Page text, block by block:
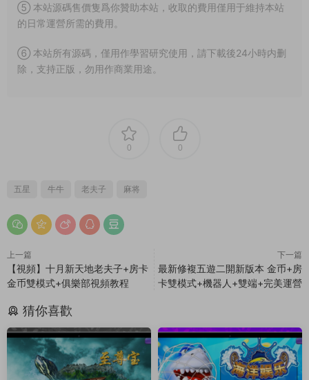
⑤ 本站源碼售價隻爲你贊助本站，收取的費用僅用于維持本站
的日常運營所需的費用。
⑥ 本站所有源碼，僅用作學習研究使用，請下載後24小時内删
除，支持正版，勿用作商業用途。
0 0
五星 牛牛 老夫子 麻将
上一篇
【視頻】十月新天地老夫子+房卡
金币雙模式+俱樂部視頻教程
下一篇
最新修複五遊二開新版本 金币+房
卡雙模式+機器人+雙端+完美運營
猜你喜歡